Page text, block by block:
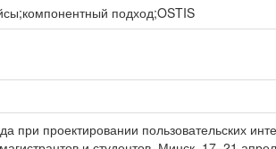
подход;OSTIS
при проектировании пользовательских